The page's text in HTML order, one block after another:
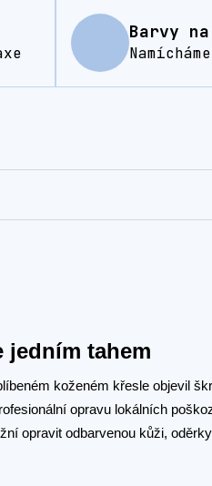
Barvy
jedním tahem
koženém křesle objevil
opravu lokálních
opravit odbarvenou kůži,